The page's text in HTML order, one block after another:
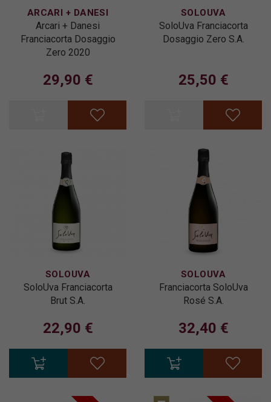
ARCARI + DANESI
Arcari + Danesi
Franciacorta Dosaggio
Zero 2020
29,90 €
SOLOUVA
SoloUva Franciacorta
Dosaggio Zero S.A.
25,50 €
SOLOUVA
SoloUva Franciacorta
Brut S.A.
22,90 €
SOLOUVA
Franciacorta SoloUva
Rosé S.A.
32,40 €